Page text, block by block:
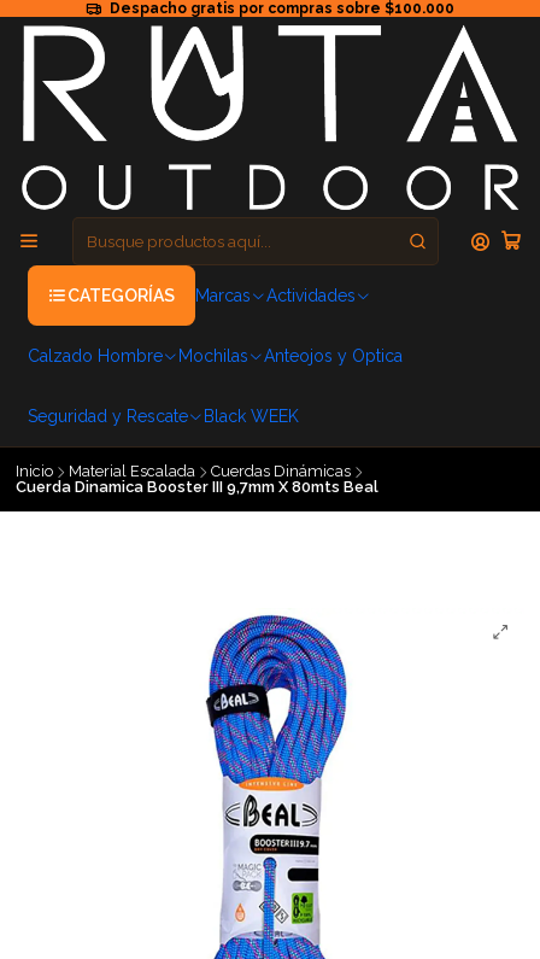
Despacho gratis por compras sobre $100.000
CATEGORÍAS Marcas Actividades
Calzado Hombre Mochilas Anteojos y Optica
Seguridad y Rescate Black WEEK
Inicio Material Escalada
Cuerdas Dinámicas
Cuerda Dinamica Booster III 9,7mm X 80mts Beal